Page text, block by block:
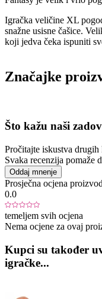
Igračka veličine XL
snažne usisne čašice.
koji jedva čeka ispuniti
Značajke
Što kažu naši
Pročitajte iskustva
Svaka recenzija pomaže
Oddaj mnenje
Prosječna ocjena
0.0
temeljem svih ocjena
Nema ocjene za ovaj
Kupci su također
igračke...